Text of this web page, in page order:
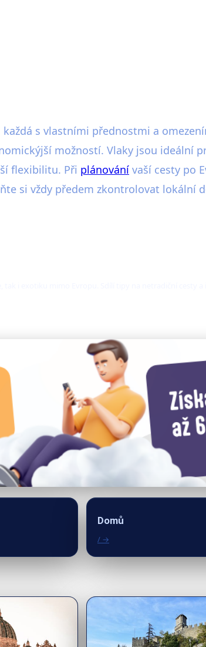
s vlastními přednostmi a
možností. Vlaky jsou ideální
flexibilitu. Při plánování vaší cesty po
si vždy předem zkontrolovat lokální
Domů
/ →